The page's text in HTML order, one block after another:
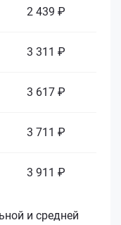
2 439 ₽
3 311 ₽
3 617 ₽
3 711 ₽
3 911 ₽
и средней